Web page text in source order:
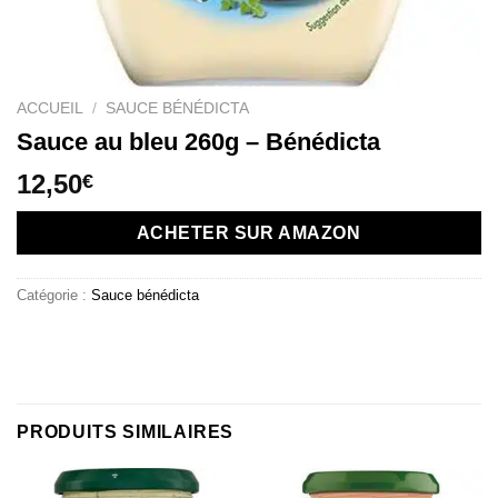
ACCUEIL / SAUCE BÉNÉDICTA
Sauce au bleu 260g – Bénédicta
12,50€
ACHETER SUR AMAZON
Catégorie : Sauce bénédicta
PRODUITS SIMILAIRES